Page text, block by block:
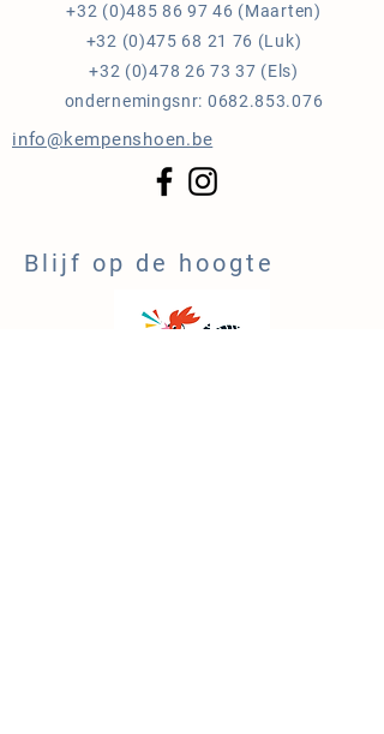
+32 (0)485 86 97 46 (Maarten)
+32 (0)475 68 21 76 (Luk)
+32 (0)478 26 73 37 (Els)
ondernemingsnr: 0682.853.076
info@kempenshoen.be
Blijf op de hoogte